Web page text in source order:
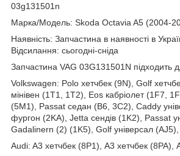
03g131501n
Марка/Модель: Skoda Octavia A5 (2004-
Наявність: Запчастина в наявності в
Відсилання: сьогодні-сніда
Запчастина VAG 03G131501N підходить
Volkswagen: Polo хетчбек (9N), Golf
мінівен (1T1, 1T2), Eos кабріолет (1F7,
(5M1), Passat седан (B6, 3C2), Caddy
фургон (2KA), Jetta сендів (1K2), Passat
Gadalinern (2) (1K5), Golf універсал (AJ5),
Audi: A3 хетчбек (8P1), A3 хетчбек (8PA),